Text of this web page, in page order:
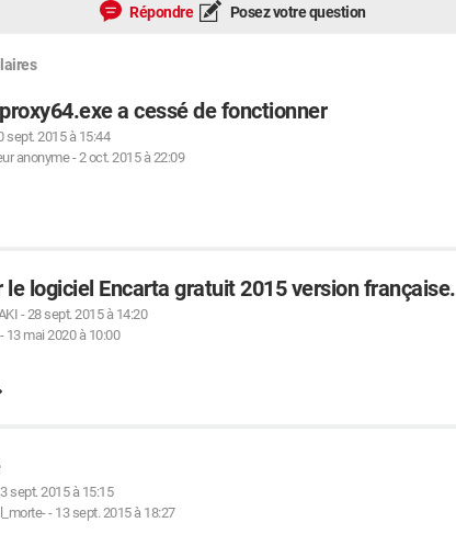
Répondre Posez votre question
a cessé de fonctionner
sept. 2015 à 15:44
anonyme-2 oct. 2015 à 22:09
le logiciel Encarta gratuit 2015 version française.
-28 sept. 2015 à 14:20
13 mai 2020 à 10:00
sept. 2015 à 15:15
- 13 sept. 2015 à 18:27